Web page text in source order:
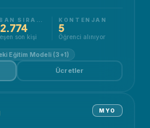
son kişi
KONTENJAN
5
Öğrenci alınıyor
Eğitim Modeli (3+1)
Ücretler
MYO